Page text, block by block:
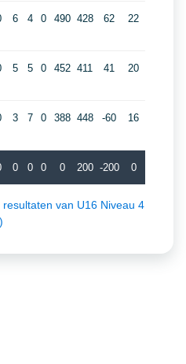
6 4 0 490 428 62 22
5 5 0 452 411 41 20
3 7 0 388 448 -60 16
0 0 0 0 200 -200 0
van U16 Niveau 4